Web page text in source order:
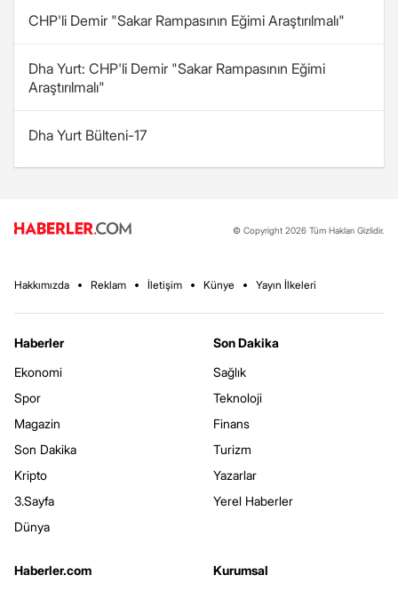
CHP'li Demir "Sakar Rampasının Eğimi Araştırılmalı"
Dha Yurt: CHP'li Demir "Sakar Rampasının Eğimi
Araştırılmalı"
Dha Yurt Bülteni-17
© Copyright 2026 Tüm Hakları Gizlidir.
Hakkımızda Reklam İletişim Künye Yayın İlkeleri
Haberler
Ekonomi
Spor
Magazin
Son Dakika
Kripto
3.Sayfa
Dünya
Son Dakika
Sağlık
Teknoloji
Finans
Turizm
Yazarlar
Yerel Haberler
Haberler.com
Kurumsal